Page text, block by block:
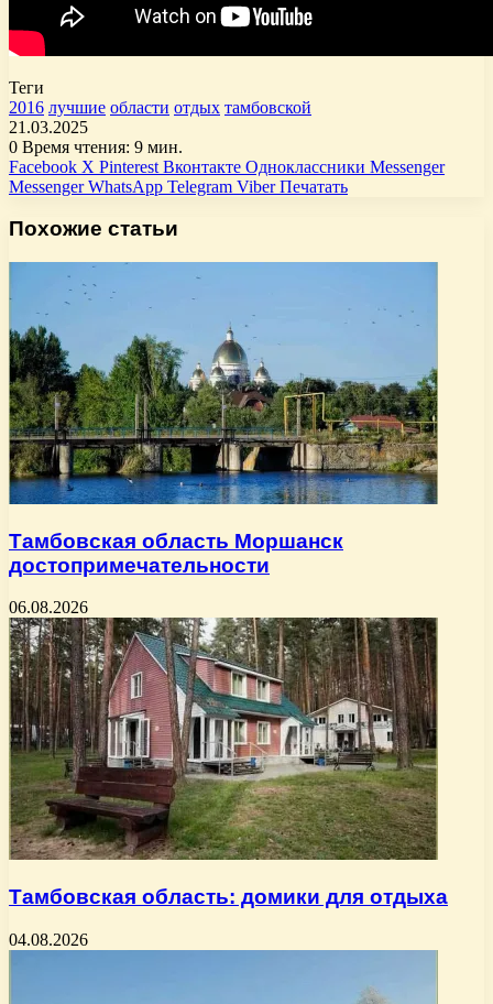
Теги
2016 лучшие области отдых тамбовской
21.03.2025
0 Время чтения: 9 мин.
Facebook X Pinterest Вконтакте Одноклассники Messenger
Messenger WhatsApp Telegram Viber Печатать
Похожие статьи
Тамбовская область Моршанск
достопримечательности
06.08.2026
Тамбовская область: домики для отдыха
04.08.2026